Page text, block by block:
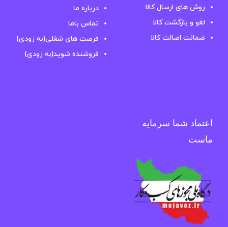
روش های ارسال کالا
لغو و بازگشت کالا
ضمانت اصالت کالا
درباره ما
تماس باما
فرصت های شغلی(به زودی)
فروشنده شوید(به زودی)
اعتماد شما سرمایه
ماست